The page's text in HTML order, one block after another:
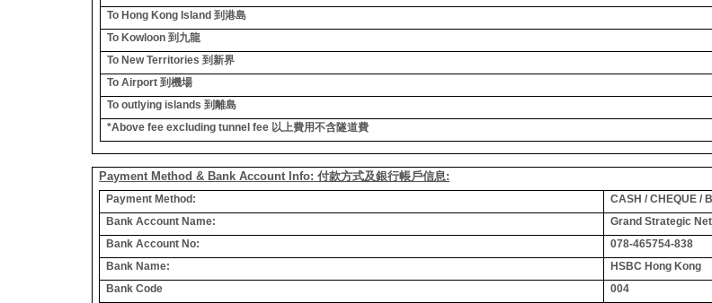
To Hong Kong Island 到港島
To Kowloon 到九龍
To New Territories 到新界
To Airport 到機場
To outlying islands 到離島
*Above fee excluding tunnel fee 以上費用不含隧道費
Payment Method & Bank Account Info: 付款方式及銀行帳戶信息:
Payment Method:
CASH / CHEQUE /
Bank Account Name:
Grand Strategic
Bank Account No:
078-465754-838
Bank Name:
HSBC Hong Kong
Bank Code
004